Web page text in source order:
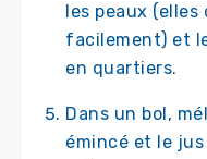
les peaux
facilement) et
en quartiers.
Dans un bol,
émincé et le